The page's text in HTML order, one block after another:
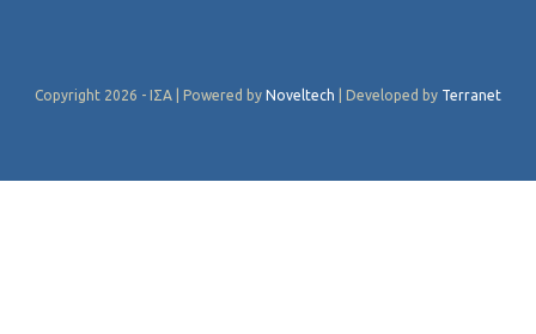
Copyright 2026 - ΙΣΑ | Powered by Noveltech | Developed by Terranet